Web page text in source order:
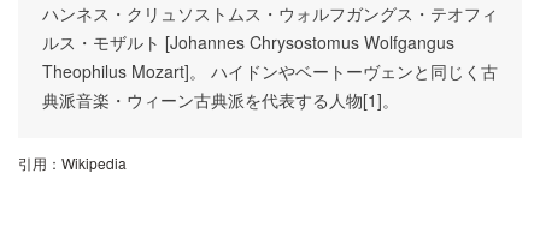
ハンネス・クリュソストムス・ウォルフガングス・テオフィ
ルス・モザルト [Johannes Chrysostomus Wolfgangus
Theophilus Mozart]。 ハイドンやベートーヴェンと同じく古
典派音楽・ウィーン古典派を代表する人物[1]。
引用： Wikipedia